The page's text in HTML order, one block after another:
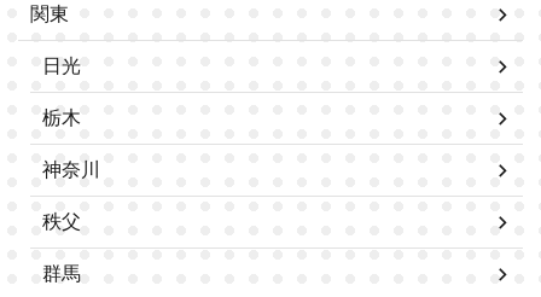
関東
日光
栃木
神奈川
秩父
群馬